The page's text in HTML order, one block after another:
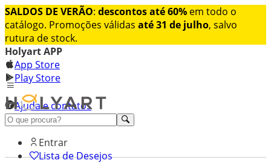
SALDOS DE VERÃO: descontos até 60% em todo o
catálogo. Promoções válidas até 31 de julho, salvo
rutura de stock.
Holyart APP
App Store
Play Store
Ajuda e contatos
Conheça premium
Entrar
Lista de Desejos